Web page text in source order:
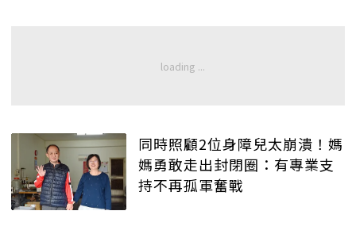
同時照顧2位身障兒太崩潰！媽
媽勇敢走出封閉圈：有專業支
持不再孤軍奮戰